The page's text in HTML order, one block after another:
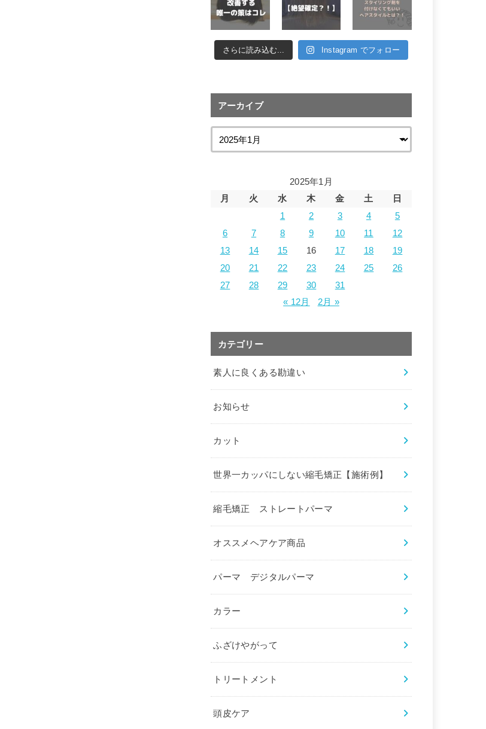
さらに読み込む... Instagram でフォロー
アーカイブ
2025年1月
月
火 水 木 金 土
日
1
2 3 4
5
6
7 8 9 10 11
12
13
14 15 16 17 18
19
20
21 22 23 24 25
26
27
28 29 30
31
« 12月
2月 »
カテゴリー
素人に良くある勘違い
お知らせ
カット
世界一カッパにしない縮毛矯正【施術例】
縮毛矯正 ストレートパーマ
オススメヘアケア商品
パーマ デジタルパーマ
カラー
ふざけやがって
トリートメント
頭皮ケア